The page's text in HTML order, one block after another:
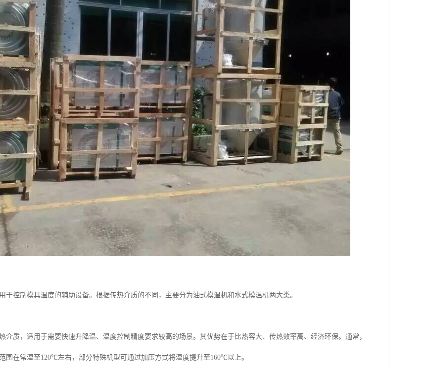
于控制模具温度的辅助设备。根据传热介质的不同，主要分为油式模温机和水式模温机两大类。
介质，适用于需要快速升降温、温度控制精度要求较高的场景。其优势在于比热容大、传热效率高、经济环保。通常，
围在常温至120℃左右，部分特殊机型可通过加压方式将温度提升至160℃以上。